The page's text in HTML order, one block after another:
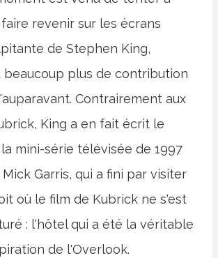
revenir sur les écrans
de Stephen King,
beaucoup plus de contribution
Contrairement aux
King a en fait écrit le
mini-série télévisée de 1997
Garris, qui a fini par visiter
où le film de Kubrick ne s'est
: l'hôtel qui a été la véritable
de l'Overlook.